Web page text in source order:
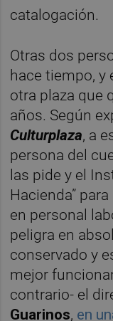
catalogación.
Otras dos
hace tiempo, y
otra plaza que
años. Según
Culturplaza, a
persona del
las pide y el
Hacienda”
en personal
peligra en
conservado y
mejor
contrario- el
Guarinos, en